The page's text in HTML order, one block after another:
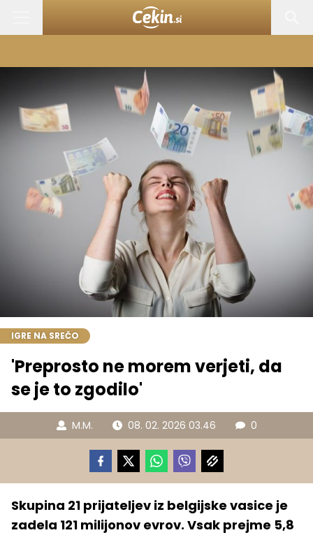
IGRE NA SREČO
'Preprosto ne morem verjeti, da
se je to zgodilo'
M.M. 08. 02. 2026 03.46 0
Skupina 21 prijateljev iz belgijske vasice je
zadela 121 milijonov evrov. Vsak prejme 5,8